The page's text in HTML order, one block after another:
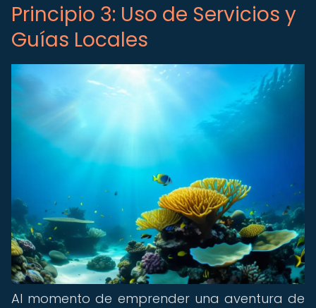
Principio 3: Uso de Servicios y
Guías Locales
Al momento de emprender una aventura de